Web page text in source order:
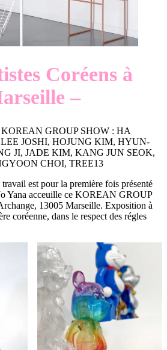
Coréens à
–
KOREAN GROUP SHOW : HA
JOSHI, HOJUNG KIM, HYUN-
JI, JADE KIM, KANG JUN SEOK,
CHOI, TREE13
est pour la première fois présenté
Yana acceuille ce KOREAN GROUP
13005 Marseille. Exposition à
coréenne, dans le respect des régles